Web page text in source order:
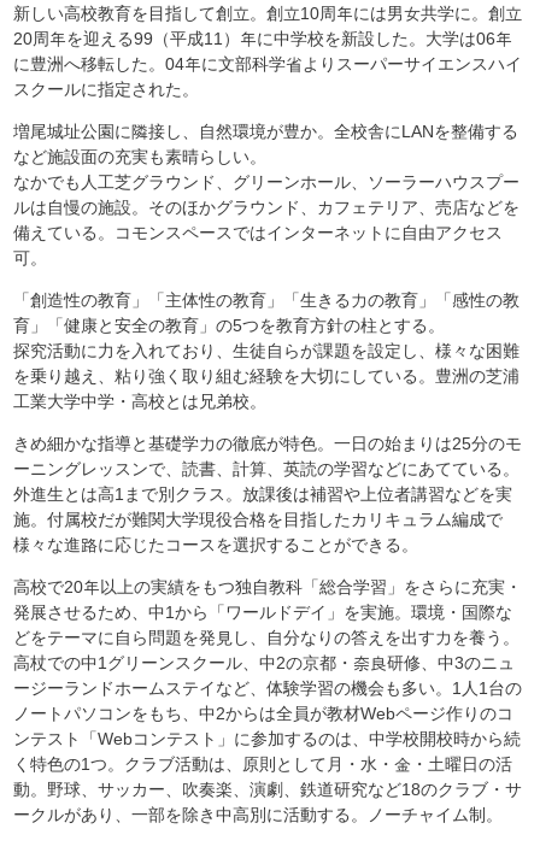
新しい高校教育を目指して創立。創立10周年には男女共学に。創立
20周年を迎える99（平成11）年に中学校を新設した。大学は06年
に豊洲へ移転した。04年に文部科学省よりスーパーサイエンスハイ
スクールに指定された。
増尾城址公園に隣接し、自然環境が豊か。全校舎にLANを整備する
など施設面の充実も素晴らしい。
なかでも人工芝グラウンド、グリーンホール、ソーラーハウスプー
ルは自慢の施設。そのほかグラウンド、カフェテリア、売店などを
備えている。コモンスペースではインターネットに自由アクセス
可。
「創造性の教育」「主体性の教育」「生きる力の教育」「感性の教
育」「健康と安全の教育」の5つを教育方針の柱とする。
探究活動に力を入れており、生徒自らが課題を設定し、様々な困難
を乗り越え、粘り強く取り組む経験を大切にしている。豊洲の芝浦
工業大学中学・高校とは兄弟校。
きめ細かな指導と基礎学力の徹底が特色。一日の始まりは25分のモ
ーニングレッスンで、読書、計算、英読の学習などにあてている。
外進生とは高1まで別クラス。放課後は補習や上位者講習などを実
施。付属校だが難関大学現役合格を目指したカリキュラム編成で
様々な進路に応じたコースを選択することができる。
高校で20年以上の実績をもつ独自教科「総合学習」をさらに充実・
発展させるため、中1から「ワールドデイ」を実施。環境・国際な
どをテーマに自ら問題を発見し、自分なりの答えを出す力を養う。
高杖での中1グリーンスクール、中2の京都・奈良研修、中3のニュ
ージーランドホームステイなど、体験学習の機会も多い。1人1台の
ノートパソコンをもち、中2からは全員が教材Webページ作りのコ
ンテスト「Webコンテスト」に参加するのは、中学校開校時から続
く特色の1つ。クラブ活動は、原則として月・水・金・土曜日の活
動。野球、サッカー、吹奏楽、演劇、鉄道研究など18のクラブ・サ
ークルがあり、一部を除き中高別に活動する。ノーチャイム制。